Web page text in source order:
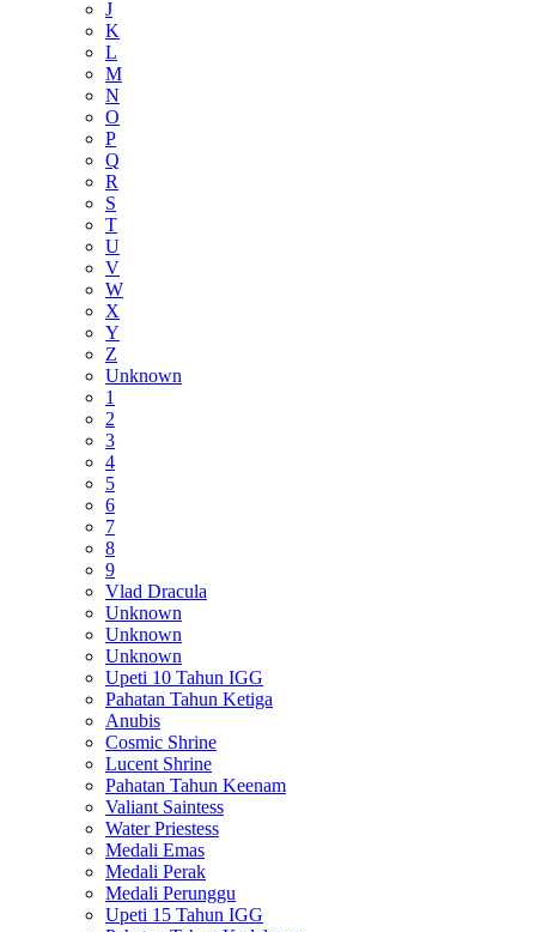
J
K
L
M
N
O
P
Q
R
S
T
U
V
W
X
Y
Z
Unknown
1
2
3
4
5
6
7
8
9
Vlad Dracula
Unknown
Unknown
Unknown
Upeti 10 Tahun IGG
Pahatan Tahun Ketiga
Anubis
Cosmic Shrine
Lucent Shrine
Pahatan Tahun Keenam
Valiant Saintess
Water Priestess
Medali Emas
Medali Perak
Medali Perunggu
Upeti 15 Tahun IGG